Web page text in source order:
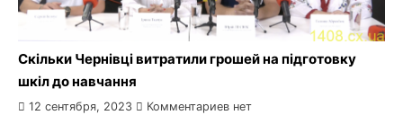
Скільки Чернівці витратили грошей на підготовку
шкіл до навчання
12 сентября, 2023 Комментариев нет